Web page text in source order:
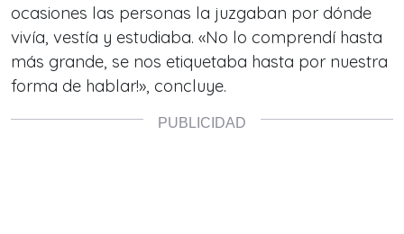
ocasiones las personas la juzgaban por dónde
vivía, vestía y estudiaba. «No lo comprendí hasta
más grande, se nos etiquetaba hasta por nuestra
forma de hablar!», concluye.